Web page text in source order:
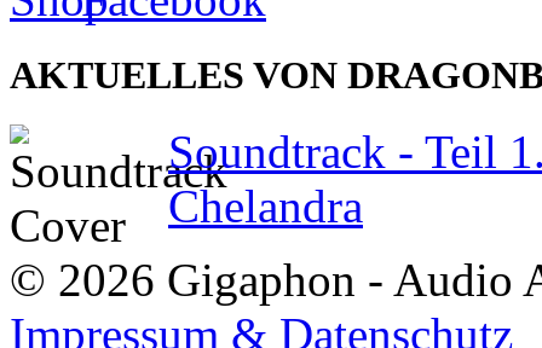
AKTUELLES VON
Soundtrack - Teil
Chelandra
© 2026 Gigaphon - Audio
Impressum & Datenschutz